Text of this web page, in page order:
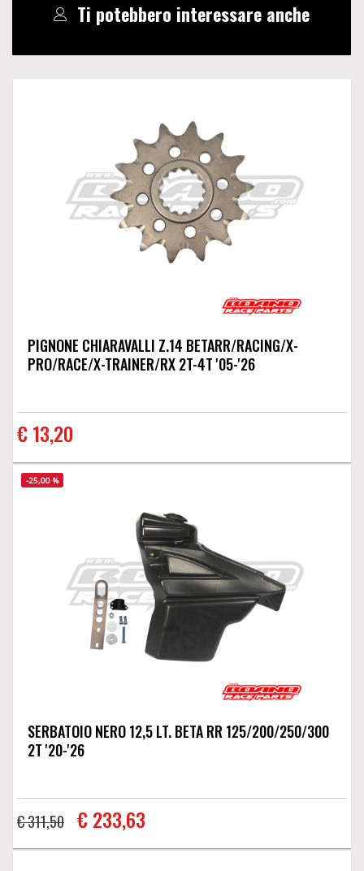
Ti potebbero interessare anche
PIGNONE CHIARAVALLI Z.14 BETARR/RACING/X-
PRO/RACE/X-TRAINER/RX 2T-4T '05-'26
€ 13,20
-25,00 %
SERBATOIO NERO 12,5 LT. BETA RR 125/200/250/300
2T '20-'26
€ 311,50 € 233,63